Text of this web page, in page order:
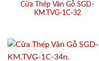
Cửa Thép Vân Gỗ SGD-
KM.TVG-1C-32